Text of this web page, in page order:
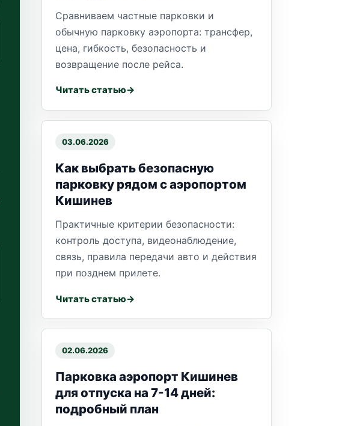
Сравниваем частные парковки и
обычную парковку аэропорта: трансфер,
цена, гибкость, безопасность и
возвращение после рейса.
Читать статью
03.06.2026
Как выбрать безопасную
парковку рядом с аэропортом
Кишинев
Практичные критерии безопасности:
контроль доступа, видеонаблюдение,
связь, правила передачи авто и действия
при позднем прилете.
Читать статью
02.06.2026
Парковка аэропорт Кишинев
для отпуска на 7-14 дней:
подробный план